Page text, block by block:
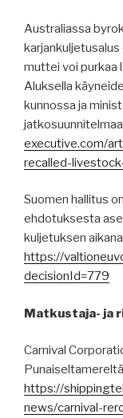
Australiassa
muttei voi purkaa
Aluksella
kunnossa ja
executive.com/
recalled-
Suomen hallitus
ehdotuksesta
kuljetuksen
https://
decisionId=779
Matkustaja- ja
Carnival
https://
news/carnival-